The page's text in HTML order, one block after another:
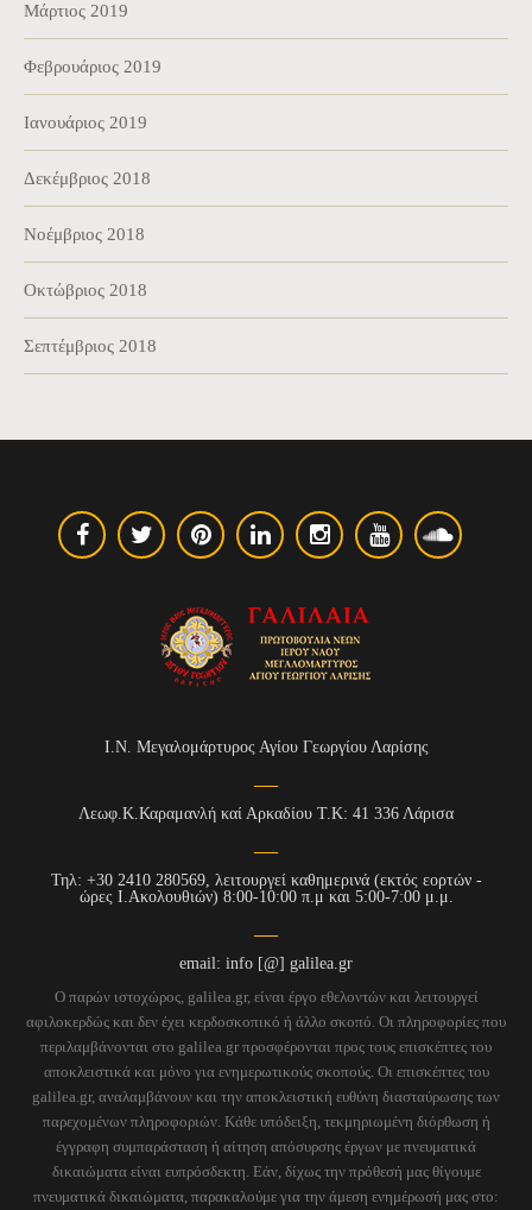
Μάρτιος 2019
Φεβρουάριος 2019
Ιανουάριος 2019
Δεκέμβριος 2018
Νοέμβριος 2018
Οκτώβριος 2018
Σεπτέμβριος 2018
Ι.Ν. Μεγαλομάρτυρος Αγίου Γεωργίου Λαρίσης
Λεωφ.Κ.Καραμανλή καί Αρκαδίου Τ.Κ: 41 336 Λάρισα
Τηλ: +30 2410 280569, λειτουργεί καθημερινά (εκτός εορτών -
ώρες Ι.Ακολουθιών) 8:00-10:00 π.μ και 5:00-7:00 μ.μ.
email: info [@] galilea.gr
Ο παρών ιστοχώρος, galilea.gr, είναι έργο εθελοντών και λειτουργεί
αφιλοκερδώς και δεν έχει κερδοσκοπικό ή άλλο σκοπό. Οι πληροφορίες που
περιλαμβάνονται στο galilea.gr προσφέρονται προς τους επισκέπτες του
αποκλειστικά και μόνο για ενημερωτικούς σκοπούς. Οι επισκέπτες του
galilea.gr, αναλαμβάνουν και την αποκλειστική ευθύνη διασταύρωσης των
παρεχομένων πληροφοριών. Κάθε υπόδειξη, τεκμηριωμένη διόρθωση ή
έγγραφη συμπαράσταση ή αίτηση απόσυρσης έργων με πνευματικά
δικαιώματα είναι ευπρόσδεκτη. Εάν, δίχως την πρόθεσή μας θίγουμε
πνευματικά δικαιώματα, παρακαλούμε για την άμεση ενημέρωσή μας στο: